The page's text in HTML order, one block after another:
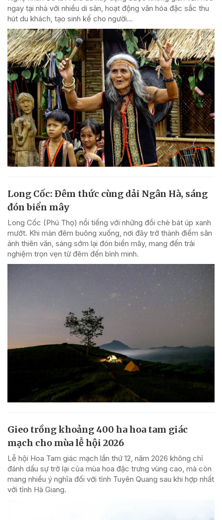
ngay tại nhà với nhiều di sản, hoạt động văn hóa đặc sắc thu
hút du khách, tạo sinh kế cho người...
Long Cốc: Đêm thức cùng dải Ngân Hà, sáng
đón biển mây
Long Cốc (Phú Thọ) nổi tiếng với những đồi chè bát úp xanh
mướt. Khi màn đêm buông xuống, nơi đây trở thành điểm săn
ảnh thiên văn, sáng sớm lại đón biển mây, mang đến trải
nghiệm trọn vẹn từ đêm đến bình minh.
Gieo trồng khoảng 400 ha hoa tam giác
mạch cho mùa lễ hội 2026
Lễ hội Hoa Tam giác mạch lần thứ 12, năm 2026 không chỉ
đánh dấu sự trở lại của mùa hoa đặc trưng vùng cao, mà còn
mang nhiều ý nghĩa đối với tỉnh Tuyên Quang sau khi hợp nhất
với tỉnh Hà Giang.